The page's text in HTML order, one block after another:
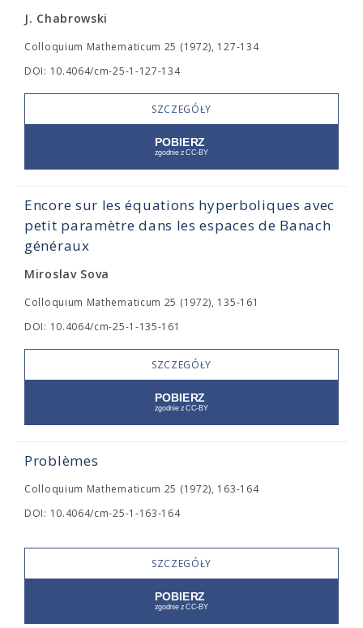
J. Chabrowski
Colloquium Mathematicum 25 (1972), 127-134
DOI: 10.4064/cm-25-1-127-134
SZCZEGÓŁY
Encore sur les équations hyperboliques avec
petit paramètre dans les espaces de Banach
généraux
Miroslav Sova
Colloquium Mathematicum 25 (1972), 135-161
DOI: 10.4064/cm-25-1-135-161
SZCZEGÓŁY
Problèmes
Colloquium Mathematicum 25 (1972), 163-164
DOI: 10.4064/cm-25-1-163-164
SZCZEGÓŁY